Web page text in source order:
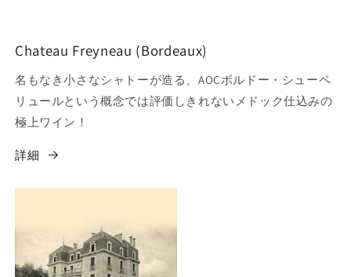
Chateau Freyneau (Bordeaux)
名もなき小さなシャトーが造る、AOCボルドー・シューペ
リュールという概念では評価しきれないメドック仕込みの
極上ワイン！
詳細